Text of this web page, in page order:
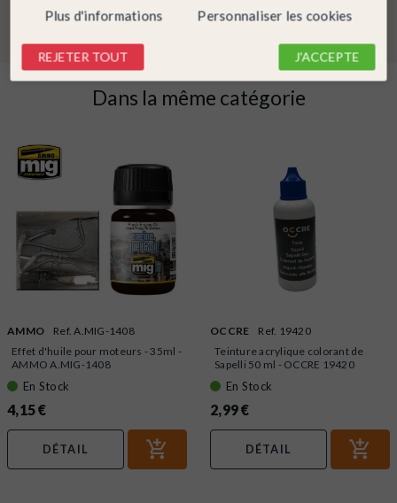
Dans la même catégorie
AMMO
Ref. A.MIG-1408
Effet d'huile pour moteurs - 35ml -
AMMO A.MIG-1408
En Stock
4,15 €
DÉTAIL
OCCRE
Ref. 19420
Teinture acrylique colorant de
Sapelli 50 ml - OCCRE 19420
En Stock
2,99 €
DÉTAIL
Plus d'informations Personnaliser les cookies
REJETER TOUT J'ACCEPTE